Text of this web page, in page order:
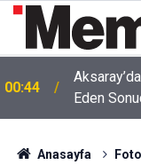
00:41 Polatlı-
Anasayfa